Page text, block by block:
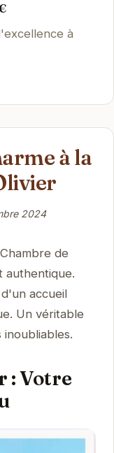
à
à la
2024
de
authentique.
accueil
Un véritable
: Votre